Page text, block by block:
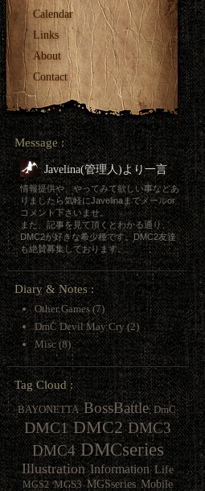
Calendar
Links
About
Contact
Message :
Javelina(管理人)より一言
情報提供や、やってみて欲しい事などあ
りましたら気軽にJavelinaまでメールor
コメント下さいませ。
また、記事を見て頂くとわかる通り、
DMC2が好きな希少種です。DMC2友達
も絶賛募集しております。
Diary & Notes :
Other Games(7)
DmC Devil May Cry(2)
Misc(8)
Tag Cloud :
BAYONETTA BossBattle DmC
DMC1 DMC2 DMC3
DMC4 DMCseries
Illustration Information Life
MGS2 MGS3 MGSseries Mobile